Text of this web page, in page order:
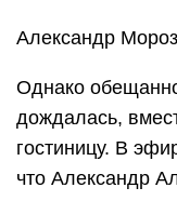
Александр
Однако
дождалась,
гостиницу. В
что Александр